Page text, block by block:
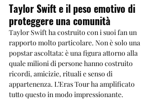
Taylor Swift e il peso emotivo di
proteggere una comunità
Taylor Swift ha costruito con i suoi fan un
rapporto molto particolare. Non è solo una
popstar ascoltata: è una figura attorno alla
quale milioni di persone hanno costruito
ricordi, amicizie, rituali e senso di
appartenenza. L’Eras Tour ha amplificato
tutto questo in modo impressionante.